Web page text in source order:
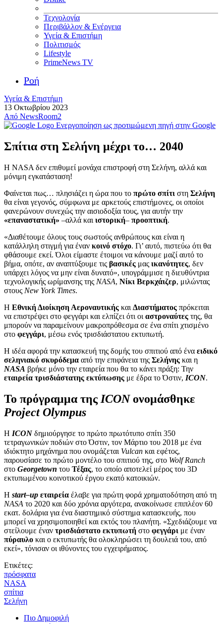
Τεχνολογία
Περιβάλλον & Ενέργεια
Υγεία & Επιστήμη
Πολιτισμός
Lifestyle
PrimeNews TV
Ροή
Υγεία & Επιστήμη
13 Οκτωβρίου 2023
Από NewsRoom2
Ενεργοποίηση ως προτιμώμενη πηγή στην Google
Σπίτια στη Σελήνη μέχρι το… 2040
Η NASA δεν επιθυμεί μονάχα επιστροφή στη Σελήνη, αλλά και
μόνιμη εγκατάσταση!
Φαίνεται πως… πλησιάζει η ώρα που το πρώτο σπίτι στη Σελήνη
θα είναι γεγονός, σύμφωνα με αρκετούς επιστήμονες, οι οποίοι
φανερώνουν συνεχώς την αισιοδοξία τους, για αυτήν την
«επαναστατική» –αλλά και ιστορική– προοπτική.
«Διαθέτουμε όλους τους σωστούς ανθρώπους και είναι η
κατάλληλη στιγμή για έναν κοινό στόχο. Γι’ αυτό, πιστεύω ότι θα
φθάσουμε εκεί. Όλοι είμαστε έτοιμοι να κάνουμε μαζί αυτό το
βήμα, οπότε, αν αναπτύξουμε τις βασικές μας ικανότητες, δεν
υπάρχει λόγος να μην είναι δυνατό», υπογράμμισε η διευθύντρια
τεχνολογικής ωρίμανσης της NASA, Νίκι Βερκχάιζερ, μιλώντας
στους New York Times.
Η Εθνική Διοίκηση Αεροναυτικής και Διαστήματος πρόκειται
να επιστρέψει στο φεγγάρι και ελπίζει ότι οι αστροναύτες της, θα
μπορούν να παραμείνουν μακροπρόθεσμα σε ένα σπίτι χτισμένο
στο φεγγάρι, μέσω ενός τρισδιάστατου εκτυπωτή.
Η ιδέα αφορά την κατασκευή της δομής του σπιτιού από ένα ειδικό
σεληνιακό σκυρόδεμα από την επιφάνεια της Σελήνης και η
NASA βρήκε μόνο την εταιρεία που θα το κάνει πράξη: Την
εταιρεία τρισδιάστατης εκτύπωσης με έδρα το Όστιν, ICON.
Το πρόγραμμα της ICONονομάσθηκε
Project Olympus
Η ICON δημιούργησε το πρώτο πρωτότυπο σπίτι 350
τετραγωνικών ποδιών στο Όστιν, τον Μάρτιο του 2018 με ένα
ιδιόκτητο μηχάνημα που ονομάζεται Vulcan και εφέτος,
παρουσίασε το πρώτο μοντέλο του σπιτιού της, στο Wolf Ranch
στο Georgetown του Τέξας, το οποίο αποτελεί μέρος του 3D
εκτυπωμένου κοινοτικού έργου εκατό κατοικιών.
Η start–up εταιρεία έλαβε για πρώτη φορά χρηματοδότηση από τη
NASA το 2020 και δύο χρόνια αργότερα, ανακοίνωσε επιπλέον 60
εκατ. δολάρια για ένα διαστημικό σύστημα κατασκευής, που
μπορεί να χρησιμοποιηθεί και εκτός του πλανήτη. «Σχεδιάζουμε να
στείλουμε έναν τρισδιάστατο εκτυπωτή στο φεγγάρι με έναν
πύραυλο και ο εκτυπωτής θα ολοκληρώσει τη δουλειά του, από
εκεί», τόνισαν οι ιθύνοντες του εγχειρήματος.
Ετικέτες:
πρόσφατα
NASA
σπίτια
Σελήνη
Πιο Δημοφιλή